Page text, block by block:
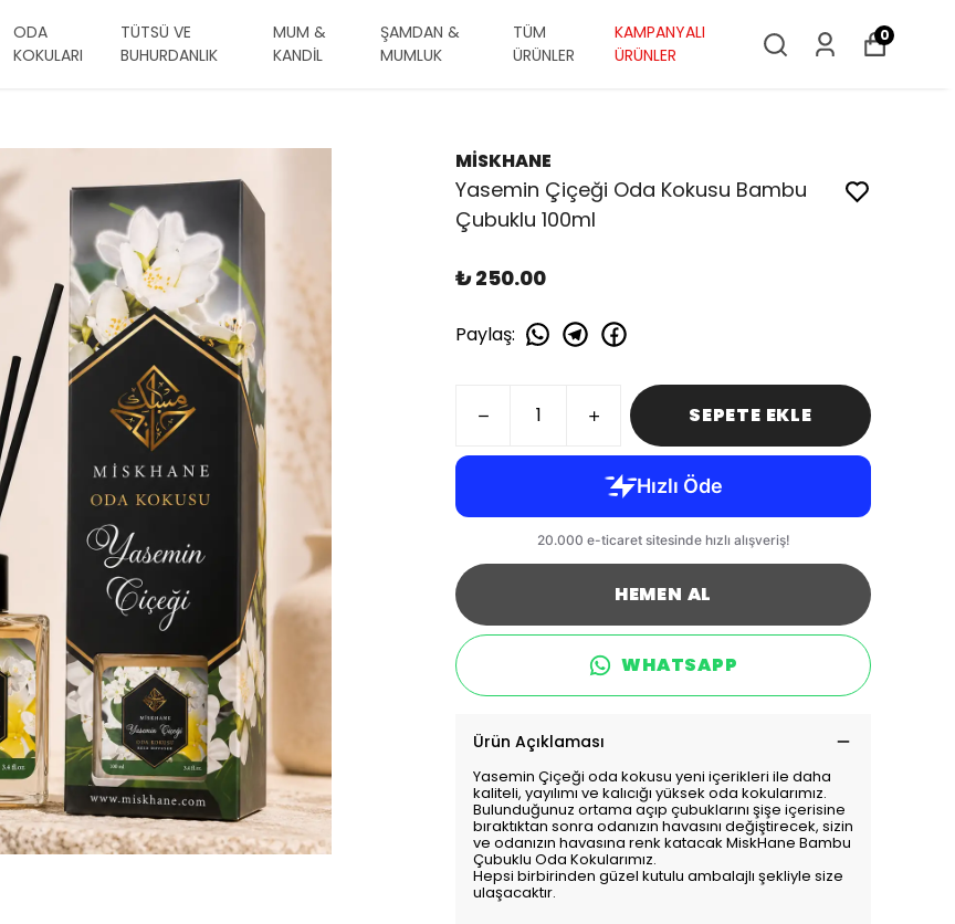
ODA
KOKULARI
TÜTSÜ VE
BUHURDANLIK
MUM &
KANDİL
ŞAMDAN &
MUMLUK
TÜM
ÜRÜNLER
KAMPANYALI
ÜRÜNLER
0
MİSKHANE
Yasemin Çiçeği Oda Kokusu Bambu
Çubuklu 100ml
₺ 250.00
Paylaş:
SEPETE EKLE
HEMEN AL
WHATSAPP
Ürün Açıklaması
Yasemin Çiçeği oda kokusu yeni içerikleri ile daha
kaliteli, yayılımı ve kalıcığı yüksek oda kokularımız.
Bulunduğunuz ortama açıp çubuklarını şişe içerisine
bıraktıktan sonra odanızın havasını değiştirecek, sizin
ve odanızın havasına renk katacak MiskHane Bambu
Çubuklu Oda Kokularımız.
Hepsi birbirinden güzel kutulu ambalajlı şekliyle size
ulaşacaktır.